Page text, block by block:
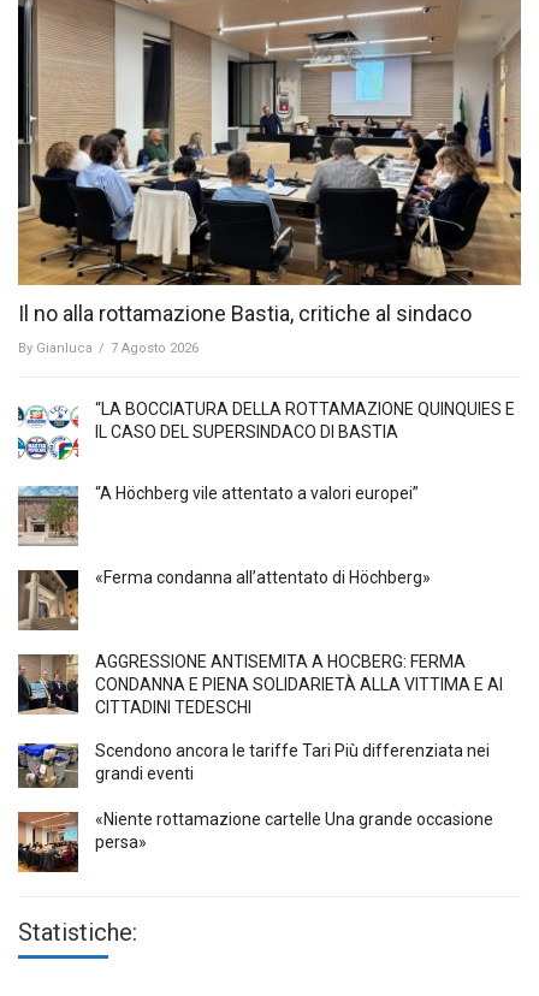
Il no alla rottamazione Bastia, critiche al sindaco
By Gianluca / 7 Agosto 2026
“LA BOCCIATURA DELLA ROTTAMAZIONE QUINQUIES E
IL CASO DEL SUPERSINDACO DI BASTIA
“A Höchberg vile attentato a valori europei”
«Ferma condanna all’attentato di Höchberg»
AGGRESSIONE ANTISEMITA A HÖCBERG: FERMA
CONDANNA E PIENA SOLIDARIETÀ ALLA VITTIMA E AI
CITTADINI TEDESCHI
Scendono ancora le tariffe Tari Più differenziata nei
grandi eventi
«Niente rottamazione cartelle Una grande occasione
persa»
Statistiche: